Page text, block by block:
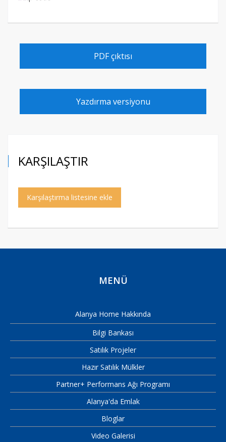
PDF çıktısı
Yazdırma versiyonu
KARŞILAŞTIR
Karşılaştırma listesine ekle
MENÜ
Alanya Home Hakkında
Bilgi Bankası
Satılık Projeler
Hazır Satılık Mülkler
Partner+ Performans Ağı Programı
Alanya'da Emlak
Bloglar
Video Galerisi